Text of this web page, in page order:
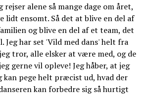
rejser alene så mange dage om året,
lidt ensomt. Så det at blive en del af
og blive en del af et team, det
Jeg har set 'Vild med dans' helt fra
tror, alle elsker at være med, og de
gerne vil opleve! Jeg håber, at jeg
kan pege helt præcist ud, hvad der
kan forbedre sig så hurtigt